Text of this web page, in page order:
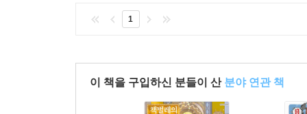
1
이 책을 구입하신 분들이 산 분야 연관 책